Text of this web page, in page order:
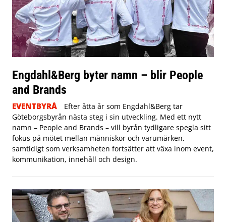
Engdahl&Berg byter namn – blir People
and Brands
EVENTBYRÅ
Efter åtta år som Engdahl&Berg tar
Göteborgsbyrån nästa steg i sin utveckling. Med ett nytt
namn – People and Brands – vill byrån tydligare spegla sitt
fokus på mötet mellan människor och varumärken,
samtidigt som verksamheten fortsätter att växa inom event,
kommunikation, innehåll och design.